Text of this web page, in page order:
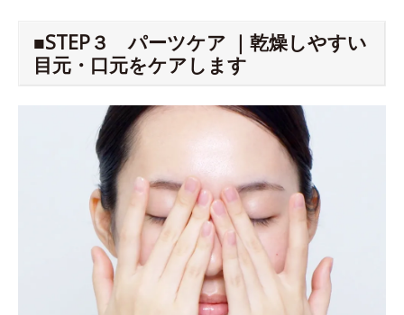
■STEP３ パーツケア ｜乾燥しやすい
目元・口元をケアします